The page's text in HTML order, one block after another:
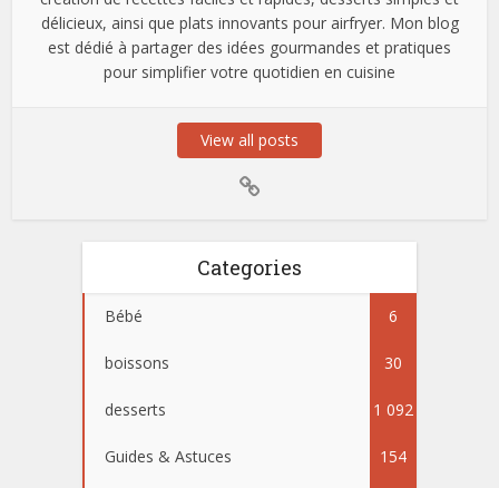
délicieux, ainsi que plats innovants pour airfryer. Mon blog
est dédié à partager des idées gourmandes et pratiques
pour simplifier votre quotidien en cuisine
View all posts
Categories
Bébé 6
boissons 30
desserts 1 092
Guides & Astuces 154